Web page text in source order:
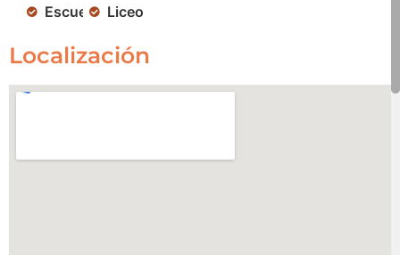
Escuela Liceo
Localización